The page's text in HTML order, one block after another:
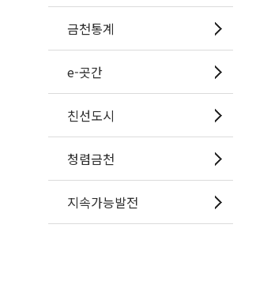
금천통계
e-곳간
친선도시
청렴금천
지속가능발전